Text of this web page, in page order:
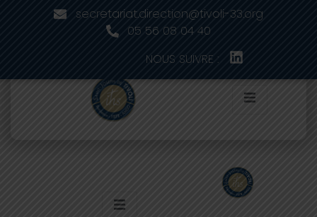
secretariat.direction@tivoli-33.org
05 56 08 04 40
NOUS SUIVRE :